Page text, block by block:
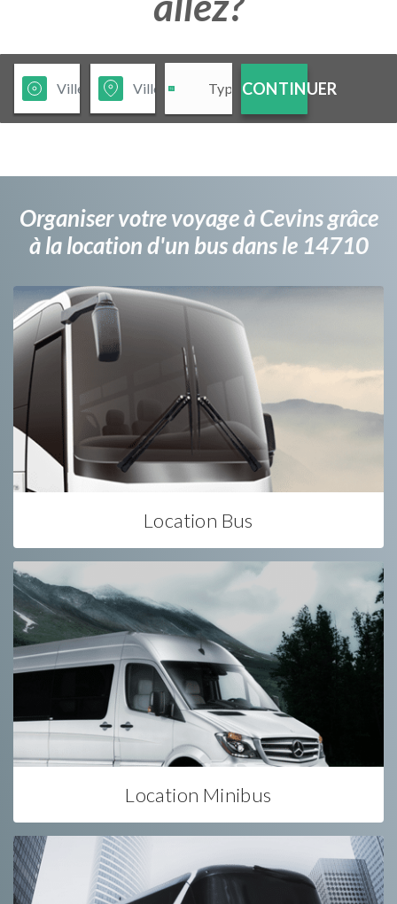
CONTINUER
Organiser votre voyage à Cevins grâce
à la location d'un bus dans le 14710
Location Bus
Location Minibus